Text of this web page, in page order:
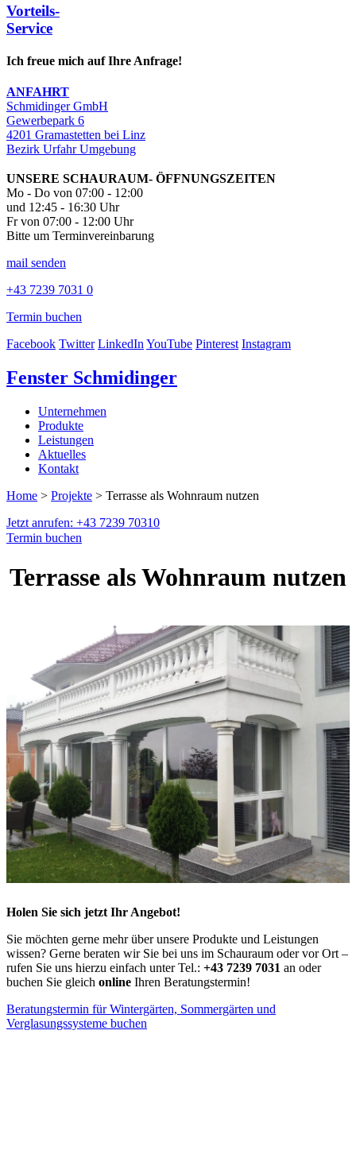
Vorteils-
Service
Ich freue mich auf Ihre Anfrage!
ANFAHRT
Schmidinger GmbH
Gewerbepark 6
4201 Gramastetten bei Linz
Bezirk Urfahr Umgebung
UNSERE SCHAURAUM- ÖFFNUNGSZEITEN
Mo - Do von 07:00 - 12:00
und 12:45 - 16:30 Uhr
Fr von 07:00 - 12:00 Uhr
Bitte um Terminvereinbarung
mail senden
+43 7239 7031 0
Termin buchen
Facebook Twitter LinkedInYouTube Pinterest Instagram
Fenster Schmidinger
Unternehmen
Produkte
Leistungen
Aktuelles
Kontakt
Home > Projekte > Terrasse als Wohnraum nutzen
Jetzt anrufen: +43 7239 70310
Termin buchen
Terrasse als Wohnraum nutzen
Holen Sie sich jetzt Ihr Angebot!
Sie möchten gerne mehr über unsere Produkte und Leistungen
wissen? Gerne beraten wir Sie bei uns im Schauraum oder vor Ort –
rufen Sie uns hierzu einfach unter Tel.: +43 7239 7031 an oder
buchen Sie gleich online Ihren Beratungstermin!
Beratungstermin für Wintergärten, Sommergärten und
Verglasungssysteme buchen